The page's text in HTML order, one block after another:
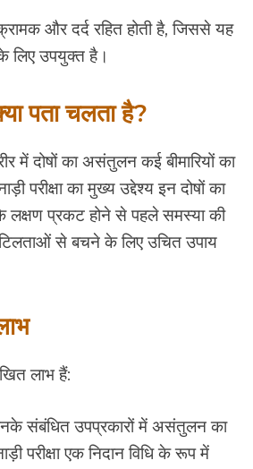
और दर्द रहित होती है, जिससे यह
लिए उपयुक्त है।
पता चलता है?
में दोषों का असंतुलन कई बीमारियों का
परीक्षा का मुख्य उद्देश्य इन दोषों का
लक्षण प्रकट होने से पहले समस्या की
से बचने के लिए उचित उपाय
लाभ हैं:
संबंधित उपप्रकारों में असंतुलन का
परीक्षा एक निदान विधि के रूप में